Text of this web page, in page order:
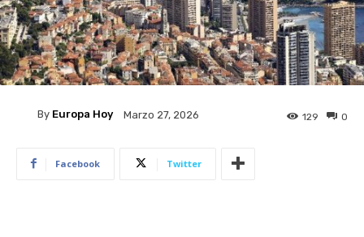
By Europa Hoy Marzo 27, 2026 0
129
Facebook Twitter